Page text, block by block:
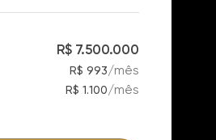
R$ 7.500.000
R$ 993/mês
R$ 1.100/mês